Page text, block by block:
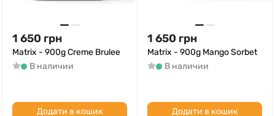
1 650 грн
Matrix - 900g Creme Brulee
В наличии
Додати в кошик
1 650 грн
Matrix - 900g Mango Sorbet
В наличии
Додати в кошик